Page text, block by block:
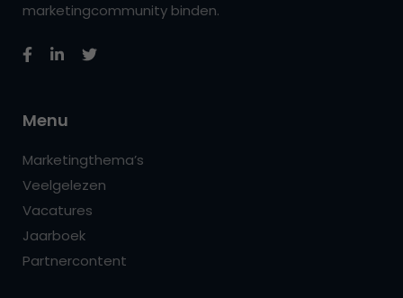
marketingcommunity binden.
Menu
Marketingthema’s
Veelgelezen
Vacatures
Jaarboek
Partnercontent